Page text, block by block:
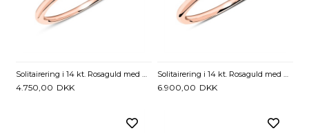
Solitairering i 14 kt. Rosaguld med Diamant - 0,05 ct.
4.750,00 DKK
Solitairering i 14 kt. Rosaguld med Diamant - 0,10 ct.
6.900,00 DKK